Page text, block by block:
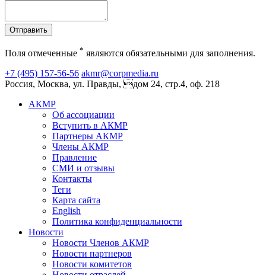
Отправить
Поля отмеченные * являются обязательными для заполнения.
+7 (495) 157-56-56 akmr@corpmedia.ru
Россия, Москва, ул. Правды, дом 24, стр.4, оф. 218
АКМР
Об ассоциации
Вступить в АКМР
Партнеры АКМР
Члены АКМР
Правление
СМИ и отзывы
Контакты
Теги
Карта сайта
English
Политика конфиденциальности
Новости
Новости Членов АКМР
Новости партнеров
Новости комитетов